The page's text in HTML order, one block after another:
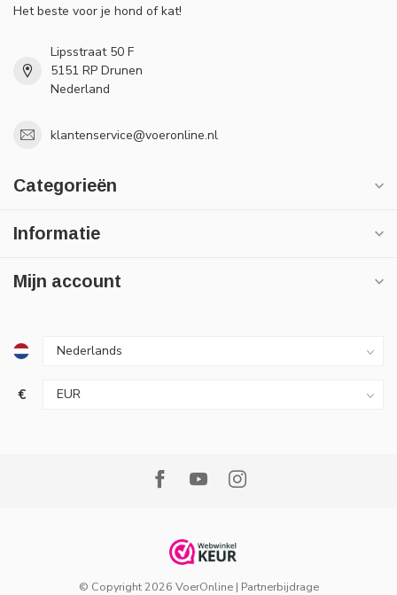
Het beste voor je hond of kat!
Lipsstraat 50 F
5151 RP Drunen
Nederland
klantenservice@voeronline.nl
Categorieën
Informatie
Mijn account
€
© Copyright 2026 VoerOnline| Partnerbijdrage